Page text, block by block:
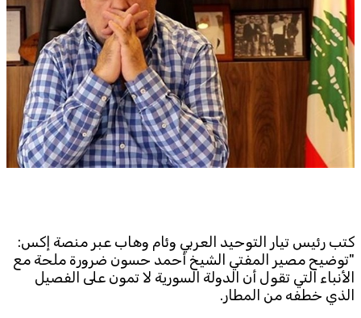
Services
Horoscope
Polls
Writers
Legal
Privacy Policy
كتب رئيس تيار التوحيد العربي وئام وهاب عبر منصة إكس: ‏
"توضيح مصير المفتي الشيخ أحمد حسون ضرورة ملحة مع
الأنباء التي تقول أن الدولة السورية لا تمون على الفصيل
الذي خطفه من المطار.